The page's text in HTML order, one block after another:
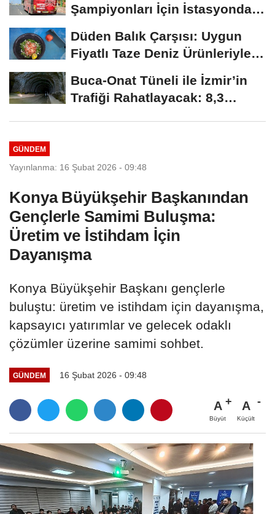
Şampiyonları İçin İstasyonda
Düden Balık Çarşısı: Uygun
Fiyatlı Taze Deniz Ürünleriyle
Buca-Onat Tüneli ile İzmir’in
Trafiği Rahatlayacak: 8,3
GÜNDEM
Yayınlanma: 16 Şubat 2026 - 09:48
Konya Büyükşehir Başkanından
Gençlerle Samimi Buluşma:
Üretim ve İstihdam İçin
Dayanışma
Konya Büyükşehir Başkanı gençlerle
buluştu: üretim ve istihdam için dayanışma,
kapsayıcı yatırımlar ve gelecek odaklı
çözümler üzerine samimi sohbet.
GÜNDEM 16 Şubat 2026 - 09:48
A
Büyüt
A
Küçült